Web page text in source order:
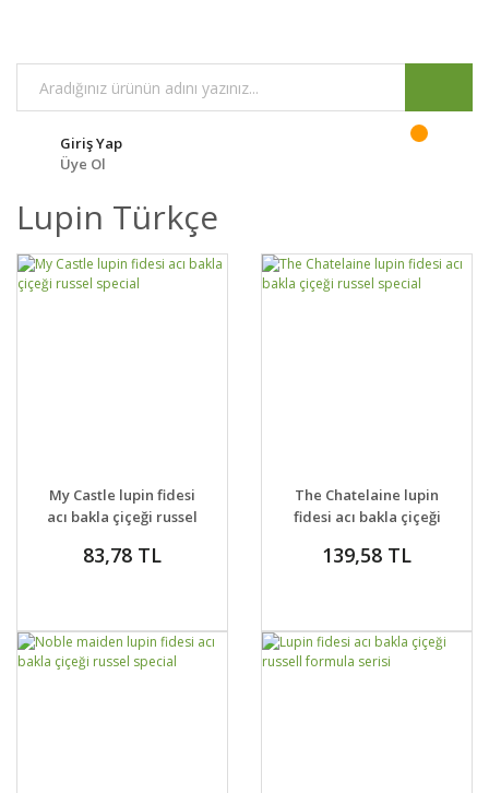
Giriş Yap
Üye Ol
Lupin Türkçe
DETAYLAR
VER
My Castle lupin fidesi
acı bakla çiçeği russel
83,78 TL
DETAYLAR
VER
The Chatelaine lupin
fidesi acı bakla çiçeği
139,58 TL